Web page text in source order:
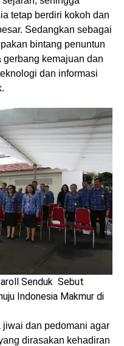
tetap berdiri kokoh dan
Sedangkan sebagai
bintang penuntun
kemajuan dan
dan informasi
Senduk Sebut
Indonesia Makmur di
dan pedomani agar
dirasakan kehadiran